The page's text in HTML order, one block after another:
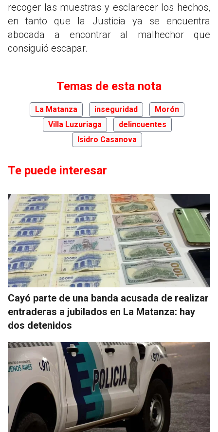
recoger las muestras y esclarecer los hechos,
en tanto que la Justicia ya se encuentra
abocada a encontrar al malhechor que
consiguió escapar.
Temas de esta nota
La Matanza inseguridad
Morón
Villa Luzuriaga
delincuentes
Isidro Casanova
Te puede interesar
Cayó parte de una banda acusada de realizar
entraderas a jubilados en La Matanza: hay
dos detenidos